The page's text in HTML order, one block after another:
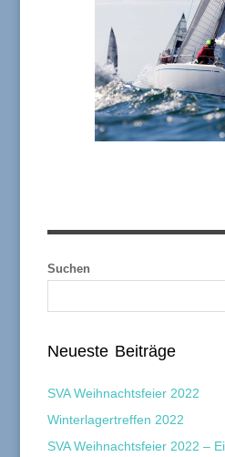
Suchen
Neueste Beiträge
SVA Weihnachtsfeier 2022
Winterlagertreffen 2022
SVA Weihnachtsfeier 2022 –